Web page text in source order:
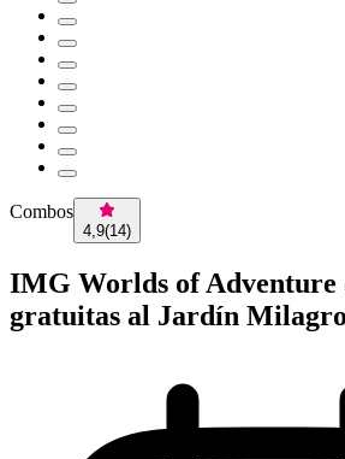
Combos
4,9(14)
IMG Worlds of Adventure
gratuitas al Jardín